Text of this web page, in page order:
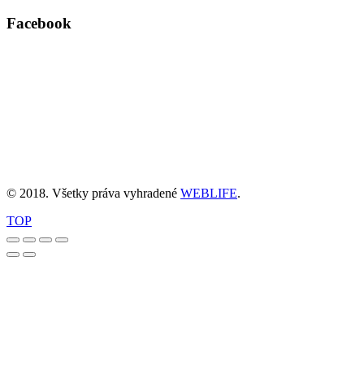
Facebook
© 2018. Všetky práva vyhradené WEBLIFE.
TOP